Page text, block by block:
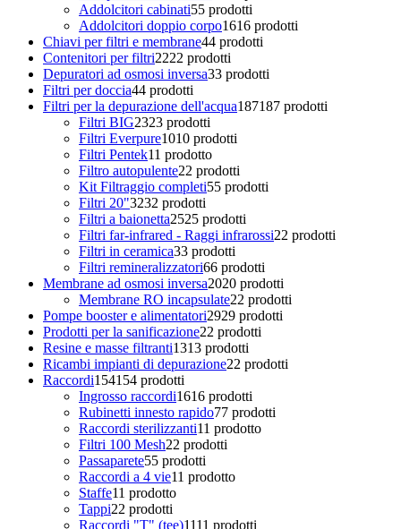
Addolcitori cabinati55 prodotti
Addolcitori doppio corpo1616 prodotti
Chiavi per filtri e membrane44 prodotti
Contenitori per filtri2222 prodotti
Depuratori ad osmosi inversa33 prodotti
Filtri per doccia44 prodotti
Filtri per la depurazione dell'acqua187187 prodotti
Filtri BIG2323 prodotti
Filtri Everpure1010 prodotti
Filtri Pentek11 prodotto
Filtro autopulente22 prodotti
Kit Filtraggio completi55 prodotti
Filtri 20"3232 prodotti
Filtri a baionetta2525 prodotti
Filtri far-infrared - Raggi infrarossi22 prodotti
Filtri in ceramica33 prodotti
Filtri remineralizzatori66 prodotti
Membrane ad osmosi inversa2020 prodotti
Membrane RO incapsulate22 prodotti
Pompe booster e alimentatori2929 prodotti
Prodotti per la sanificazione22 prodotti
Resine e masse filtranti1313 prodotti
Ricambi impianti di depurazione22 prodotti
Raccordi154154 prodotti
Ingrosso raccordi1616 prodotti
Rubinetti innesto rapido77 prodotti
Raccordi sterilizzanti11 prodotto
Filtri 100 Mesh22 prodotti
Passaparete55 prodotti
Raccordi a 4 vie11 prodotto
Staffe11 prodotto
Tappi22 prodotti
Raccordi "T" (tee)1111 prodotti